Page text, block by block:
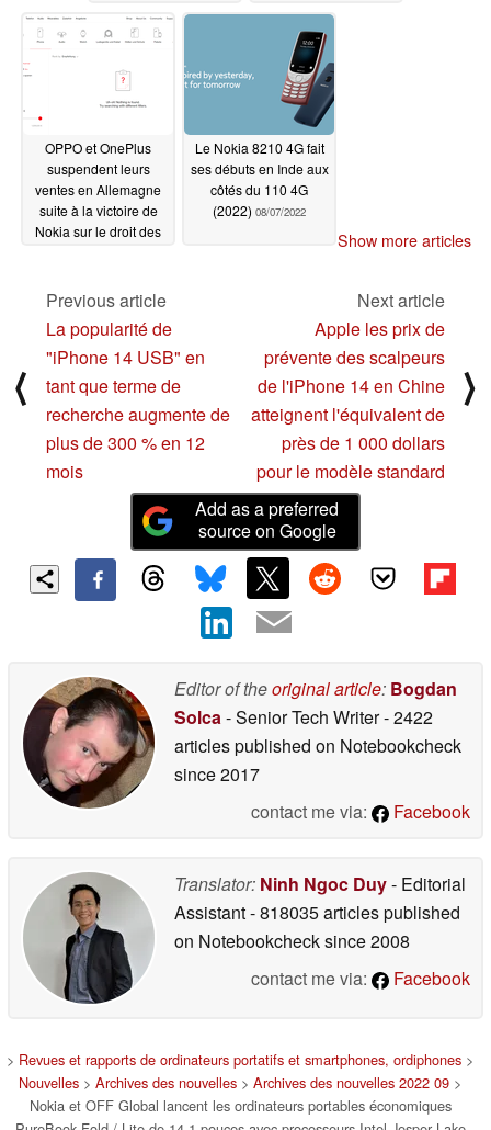
système d'exploitation
09/01/2022
OPPO et OnePlus
suspendent leurs
ventes en Allemagne
suite à la victoire de
Nokia sur le droit des
Le Nokia 8210 4G fait
ses débuts en Inde aux
côtés du 110 4G
(2022) 08/07/2022
Show more articles
⟨
Previous article
La popularité de
"iPhone 14 USB" en
tant que terme de
recherche augmente de
plus de 300 % en 12
mois
Next article
Apple les prix de
prévente des scalpeurs
de l'iPhone 14 en Chine
atteignent l'équivalent de
près de 1 000 dollars
pour le modèle standard
⟩
Add as a preferred
source on Google
Editor of theoriginal article: Bogdan
Solca- Senior Tech Writer- 2422
articles published on Notebookcheck
since 2017
contact me via:
Facebook
Translator: Ninh Ngoc Duy- Editorial
Assistant- 818035 articles published
on Notebookchecksince 2008
contact me via:
Facebook
> Revues et rapports de ordinateurs portatifs et smartphones, ordiphones >
Nouvelles > Archives des nouvelles > Archives des nouvelles 2022 09 >
Nokia et OFF Global lancent les ordinateurs portables économiques